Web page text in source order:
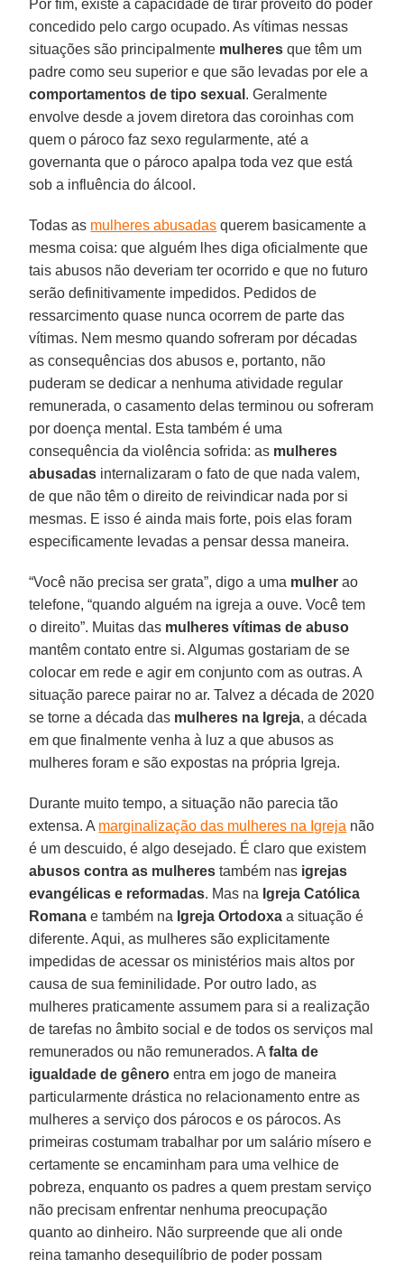
Por fim, existe a capacidade de tirar proveito do poder
concedido pelo cargo ocupado. As vítimas nessas
situações são principalmente mulheres que têm um
padre como seu superior e que são levadas por ele a
comportamentos de tipo sexual . Geralmente
envolve desde a jovem diretora das coroinhas com
quem o pároco faz sexo regularmente, até a
governanta que o pároco apalpa toda vez que está
sob a influência do álcool.
Todas as mulheres abusadas querem basicamente a
mesma coisa: que alguém lhes diga oficialmente que
tais abusos não deveriam ter ocorrido e que no futuro
serão definitivamente impedidos. Pedidos de
ressarcimento quase nunca ocorrem de parte das
vítimas. Nem mesmo quando sofreram por décadas
as consequências dos abusos e, portanto, não
puderam se dedicar a nenhuma atividade regular
remunerada, o casamento delas terminou ou sofreram
por doença mental. Esta também é uma
consequência da violência sofrida: as mulheres
abusadas internalizaram o fato de que nada valem,
de que não têm o direito de reivindicar nada por si
mesmas. E isso é ainda mais forte, pois elas foram
especificamente levadas a pensar dessa maneira.
“Você não precisa ser grata”, digo a uma mulher ao
telefone, “quando alguém na igreja a ouve. Você tem
o direito”. Muitas das mulheres vítimas de abuso
mantêm contato entre si. Algumas gostariam de se
colocar em rede e agir em conjunto com as outras. A
situação parece pairar no ar. Talvez a década de 2020
se torne a década das mulheres na Igreja, a década
em que finalmente venha à luz a que abusos as
mulheres foram e são expostas na própria Igreja.
Durante muito tempo, a situação não parecia tão
extensa. A marginalização das mulheres na Igreja não
é um descuido, é algo desejado. É claro que existem
abusos contra as mulheres também nas igrejas
evangélicas e reformadas. Mas na Igreja Católica
Romana e também na Igreja Ortodoxa a situação é
diferente. Aqui, as mulheres são explicitamente
impedidas de acessar os ministérios mais altos por
causa de sua feminilidade. Por outro lado, as
mulheres praticamente assumem para si a realização
de tarefas no âmbito social e de todos os serviços mal
remunerados ou não remunerados. Afalta de
igualdade de gênero entra em jogo de maneira
particularmente drástica no relacionamento entre as
mulheres a serviço dos párocos e os párocos. As
primeiras costumam trabalhar por um salário mísero e
certamente se encaminham para uma velhice de
pobreza, enquanto os padres a quem prestam serviço
não precisam enfrentar nenhuma preocupação
quanto ao dinheiro. Não surpreende que ali onde
reina tamanho desequilíbrio de poder possam